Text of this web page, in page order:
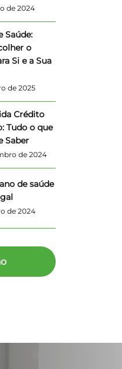
de 2024
Saúde:
o
Si e a Sua
de 2025
Crédito
Tudo o que
Saber
de 2024
de saúde
de 2024